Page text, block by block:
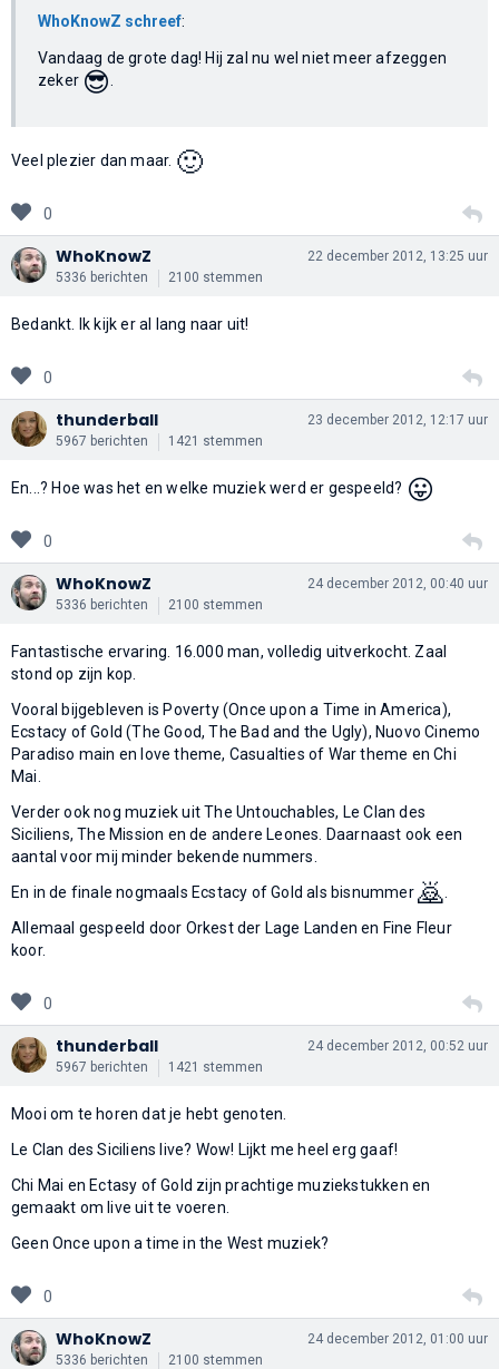
WhoKnowZ schreef:
Vandaag de grote dag! Hij zal nu wel niet meer afzeggen
zeker 😎
Veel plezier dan maar. 🙂
0
WhoKnowZ
5336 berichten 2100 stemmen
22 december 2012, 13:25 uur
Bedankt. Ik kijk er al lang naar uit!
0
thunderball
5967 berichten 1421 stemmen
23 december 2012, 12:17 uur
En...? Hoe was het en welke muziek werd er gespeeld? 😛
0
WhoKnowZ
5336 berichten 2100 stemmen
24 december 2012, 00:40 uur
Fantastische ervaring. 16.000 man, volledig uitverkocht. Zaal
stond op zijn kop.
Vooral bijgebleven is Poverty (Once upon a Time in America),
Ecstacy of Gold (The Good, The Bad and the Ugly), Nuovo Cinemo
Paradiso main en love theme, Casualties of War theme en Chi
Mai.
Verder ook nog muziek uit The Untouchables, Le Clan des
Siciliens, The Mission en de andere Leones. Daarnaast ook een
aantal voor mij minder bekende nummers.
En in de finale nogmaals Ecstacy of Gold als bisnummer🙇
Allemaal gespeeld door Orkest der Lage Landen en Fine Fleur
koor.
0
thunderball
5967 berichten 1421 stemmen
24 december 2012, 00:52 uur
Mooi om te horen dat je hebt genoten.
Le Clan des Siciliens live? Wow! Lijkt me heel erg gaaf!
Chi Mai en Ectasy of Gold zijn prachtige muziekstukken en
gemaakt om live uit te voeren.
Geen Once upon a time in the West muziek?
0
WhoKnowZ
5336 berichten 2100 stemmen
24 december 2012, 01:00 uur